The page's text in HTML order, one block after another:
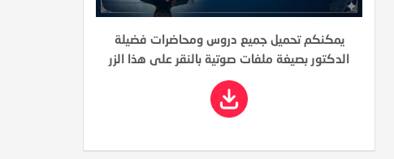
يمكنكم تحميل جميع دروس ومحاضرات فضيلة
الدكتور بصيغة ملفات صوتية بالنقر على هذا الزر